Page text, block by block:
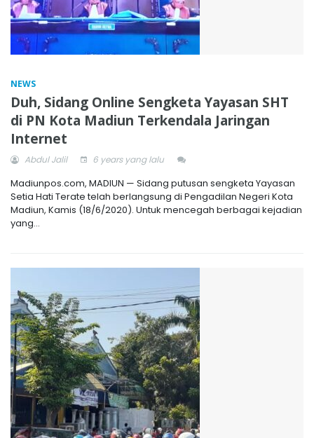
NEWS
Duh, Sidang Online Sengketa Yayasan SHT
di PN Kota Madiun Terkendala Jaringan
Internet
Abdul Jalil 6 years yang lalu
Madiunpos.com, MADIUN — Sidang putusan sengketa Yayasan
Setia Hati Terate telah berlangsung di Pengadilan Negeri Kota
Madiun, Kamis (18/6/2020). Untuk mencegah berbagai kejadian
yang...